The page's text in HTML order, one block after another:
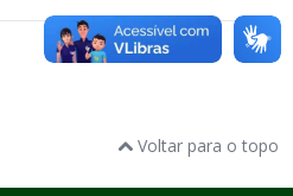
Voltar para o topo